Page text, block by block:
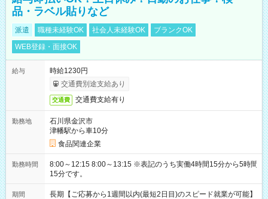
品・ラベル貼りなど
派遣 職種未経験OK 社会人未経験OK
ブランクOK
WEB登録・面接OK
給与
時給1230円
交通費別途支給あり
交通費 交通費支給有り
勤務地
石川県金沢市
津幡駅から車10分
食品関連企業
勤務時間
8:00～12:15 8:00～13:15 ※表記のうち実働4時間15分から5時間
15分です。
期間 長期【ご応募から1週間以内(最短2日目)のスピード就業が可能】